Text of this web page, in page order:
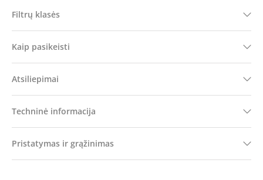
Filtrų klasės
Kaip pasikeisti
Atsiliepimai
Techninė informacija
Pristatymas ir grąžinimas